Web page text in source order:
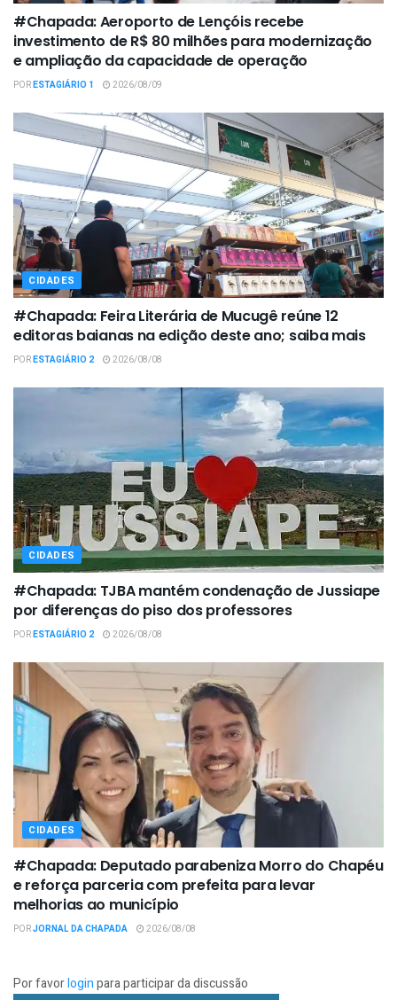
#Chapada: Aeroporto de Lençóis recebe
investimento de R$ 80 milhões para modernização
e ampliação da capacidade de operação
PORESTAGIÁRIO 1 2026/08/09
CIDADES
#Chapada: Feira Literária de Mucugê reúne 12
editoras baianas na edição deste ano; saiba mais
PORESTAGIÁRIO 2 2026/08/08
CIDADES
#Chapada: TJBA mantém condenação de Jussiape
por diferenças do piso dos professores
PORESTAGIÁRIO 2 2026/08/08
CIDADES
#Chapada: Deputado parabeniza Morro do Chapéu
e reforça parceria com prefeita para levar
melhorias ao município
PORJORNAL DA CHAPADA 2026/08/08
Por favorloginpara participar da discussão